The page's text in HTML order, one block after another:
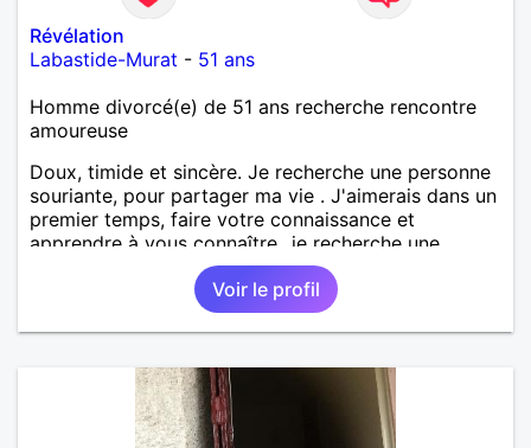
Révélation
Labastide-Murat - 51 ans
Homme divorcé(e) de 51 ans recherche rencontre
amoureuse
Doux, timide et sincère. Je recherche une personne
souriante, pour partager ma vie . J'aimerais dans un
premier temps, faire votre connaissance et
apprendre à vous connaître...je recherche une
personne sérieuse, douce, souriante, qui aime la
Voir le profil